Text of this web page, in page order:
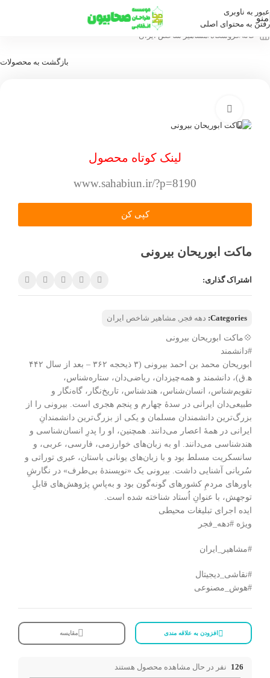
عبور به ناوبری
رفتن به محتوای اصلی
منو
خانه /فروشگاه /مشاهیر شاخص ایران
بازگشت به محصولات
لینک کوتاه محصول
www.sahabiun.ir/?p=8190
کپی کن
ماکت ابوریحان بیرونی
اشتراک گذاری:
Categories: دهه فجر , مشاهیر شاخص ایران
💠ماکت ابوریحان بیرونی
#دانشمند
ابوریحان محمد بن احمد بیرونی (۳ ذیحجه ۳۶۲ – بعد از سال ۴۴۲
ه‍.ق)، دانشمند و همه‌چیزدان، ریاضی‌دان، ستاره‌شناس،
تقویم‌شناس، انسان‌شناس، هندشناس، تاریخ‌نگار، گاه‌نگار و
طبیعی‌دان ایرانی در سدهٔ چهارم و پنجم هجری است. بیرونی را از
بزرگ‌ترین دانشمندان مسلمان و یکی از بزرگ‌ترین دانشمندانِ
ایرانی در همهٔ اعصار می‌دانند. همچنین، او را پدرِ انسان‌شناسی و
هندشناسی می‌دانند. او به زبان‌های خوارزمی، فارسی، عربی، و
سانسکریت مسلط بود و با زبان‌های یونانی باستان، عبری توراتی و
سُریانی آشنایی داشت. بیرونی یک «نویسندهٔ بی‌طرف» در نگارشِ
باورهای مردمِ کشورهای گونه‌گون بود و به‌پاسِ پژوهش‌های قابلِ
توجهش، با عنوانِ اُستاد شناخته شده است.
ایده اجرای تبلیغات محیطی
ویژه #دهه_فجر
#مشاهیر_ایران
#نقاشی_دیجیتال
#هوش_مصنوعی
افزودن به علاقه مندی مقایسه
126 نفر در حال مشاهده محصول هستند